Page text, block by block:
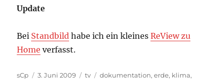
Update
Bei Standbild habe ich ein kleinesReView zu
Home verfasst.
Autor
sCp
Veröffentlicht
3. Juni 2009 Kategorien
tv Schlagwörter
dokumentation,erde, klima,